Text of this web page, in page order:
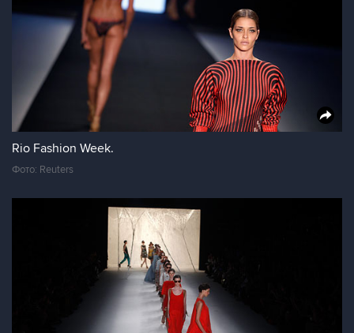
Rio Fashion Week.
Фото: Reuters